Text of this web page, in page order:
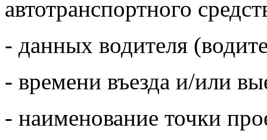
автотранспортного
- данных водителя
- времени въезда и/или
- наименование точки